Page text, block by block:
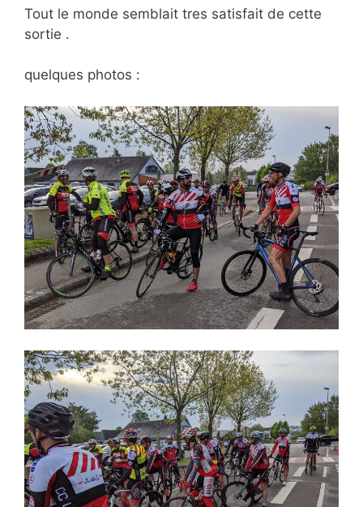
Tout le monde semblait tres satisfait de cette
sortie .
quelques photos :